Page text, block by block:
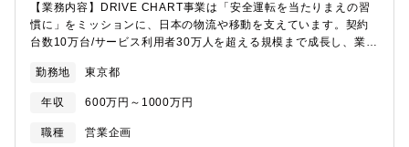
ォーマンス・売上管理・アカウント全体の案件パイプライン管
理・売上予測、予実管理およびレポーティング・アカウント成長
に向けたKPIトラッキングおよび分析⑤ステークホルダーマネジメ
ント・国内外のEY関係者との連携および調整・グローバルチーム
き込んだ合意形成およびプロジェクト推進■英語の活用場面につい
活用いただければ問題ございません。※英語力が堪能な方には会
【業務内容】DRIVE CHART事業は「安全運転を当たりまえの習
慣に」をミッションに、日本の物流や移動を支えています。契約
台数10万台/サービス利用者30万人を超える規模まで成長し、業界
す。営業チームが拡大しつつあるこのタイミングで組織/個人双方
のさらなる営業力の強化を目的として、営業企画を推進していた
だきます。【具体的な業務内容】①営業の質改善②オペレーショ
ン改善③数値管理の改善・営業戦略・戦術の検討と営業現場への
勤務地 東京都
年収 600万円～1000万円
職種
営業企画